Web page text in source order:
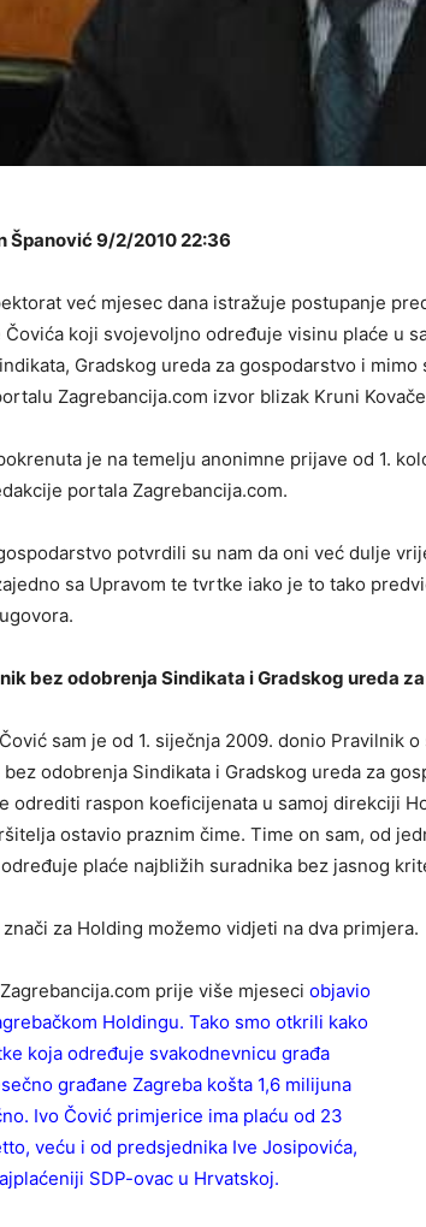
Španović 9/2/2010 22:36
već mjesec dana istražuje postupanje
Čovića koji svojevoljno određuje visinu plaće u
Gradskog ureda za gospodarstvo i
Zagrebancija.com izvor blizak Kruni
je na temelju anonimne prijave od 1.
portala Zagrebancija.com.
potvrdili su nam da oni već dulje
sa Upravom te tvrtke iako je to tako
bez odobrenja Sindikata i Gradskog ureda
sam je od 1. siječnja 2009. donio Pravilnik
odobrenja Sindikata i Gradskog ureda za
odrediti raspon koeficijenata u samoj direkciji
ostavio praznim čime. Time on sam, od
plaće najbližih suradnika bez jasnog
za Holding možemo vidjeti na dva primjera.
prije više mjeseci objavio
Holdingu. Tako smo otkrili kako
koja određuje svakodnevnicu građa
građane Zagreba košta 1,6 milijuna
Ivo Čović primjerice ima plaću od 23
veću i od predsjednika Ive Josipovića,
SDP-ovac u Hrvatskoj.